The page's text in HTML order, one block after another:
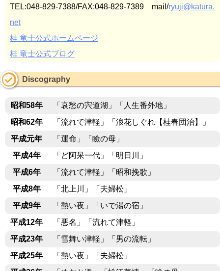
TEL:048-829-7388/FAX:048-829-7389 mail/ryuji@katura.
net
桂 竜士公式ホームページ
桂 竜士公式ブログ
Discography
昭和58年
「哀愁の宍道湖」「人生番外地」
昭和62年
「流れて津軽」「浪花しぐれ【桂春団治】」
平成元年
「運命」「瞼の母」
平成4年
「ど阿呆一代」「明日川」
平成6年
「流れて津軽」「昭和挽歌」
平成8年
「北上川」「夫婦松」
平成9年
「熱い夜」「いで湯の宿」
平成12年
「悪名」「流れて津軽」
平成23年
「雪舞い津軽」「男の流転」
平成25年
「熱い夜」「夫婦松」